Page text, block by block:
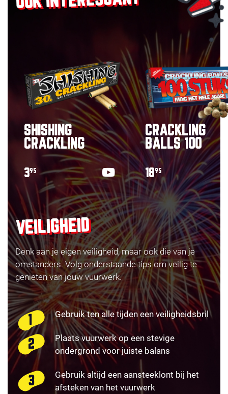
SHISHING
CRACKLING
395
CRACKLING
BALLS 100
1895
VEILIGHEID
Denk aan je eigen veiligheid, maar ook die van je
omstanders. Volg onderstaande tips om veilig te
genieten van jouw vuurwerk.
Gebruik ten alle tijden een veiligheidsbril
Plaats vuurwerk op een stevige
ondergrond voor juiste balans
Gebruik altijd een aansteeklont bij het
afsteken van het vuurwerk